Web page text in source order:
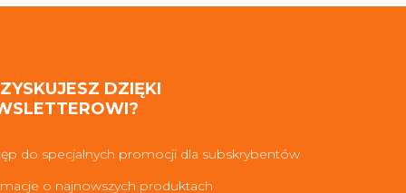
DZIĘKI
do specjalnych promocji dla subskrybentów
o najnowszych produktach